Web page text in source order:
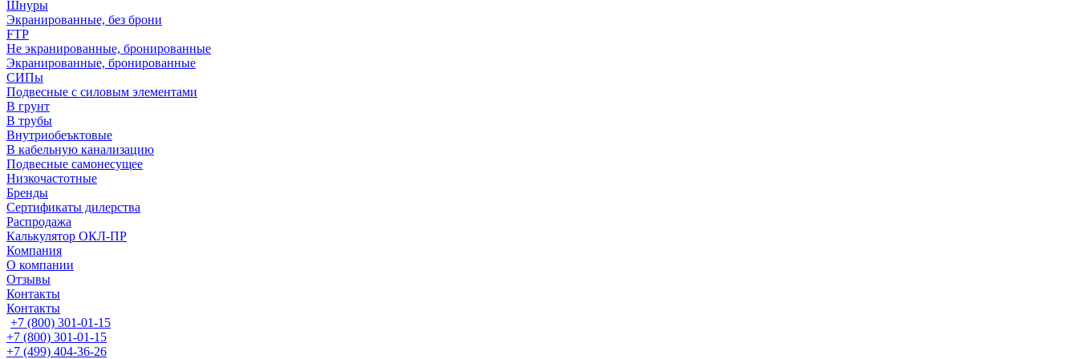
Шнуры
Экранированные, без брони
FTP
Не экранированные, бронированные
Экранированные, бронированные
СИПы
Подвесные с силовым элементами
В грунт
В трубы
Внутриобеъктовые
В кабельную канализацию
Подвесные самонесущее
Низкочастотные
Бренды
Сертификаты дилерства
Распродажа
Калькулятор ОКЛ-ПР
Компания
О компании
Отзывы
Контакты
Контакты
+7 (800) 301-01-15
+7 (800) 301-01-15
+7 (499) 404-36-26